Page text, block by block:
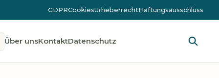
GDPRCookiesUrheberrechtHaftungsausschluss
Über unsKontaktDatenschutz